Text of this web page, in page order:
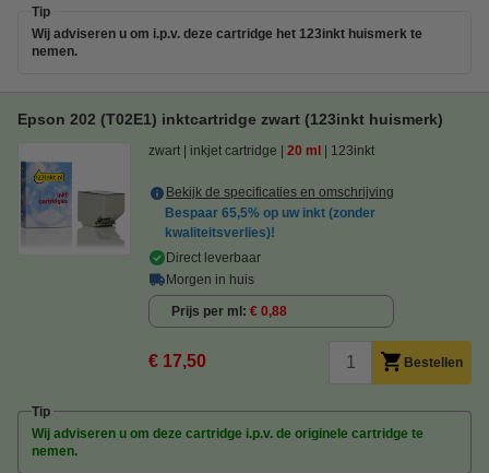
Tip
Wij adviseren u om i.p.v. deze cartridge het 123inkt huismerk te
nemen.
Epson 202 (T02E1) inktcartridge zwart (123inkt huismerk)
zwart inkjet cartridge 20 ml 123inkt
Bekijk de specificaties en omschrijving
Bespaar 65,5% op uw inkt (zonder
kwaliteitsverlies)!
Direct leverbaar
Morgen in huis
Prijs per ml € 0,88
€ 17,50 Bestellen
Tip
Wij adviseren u om deze cartridge i.p.v. de originele cartridge te
nemen.